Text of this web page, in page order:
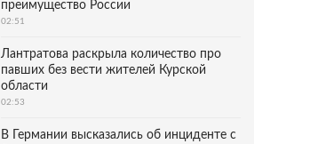
преимущество России
02:51
Лантратова раскрыла количество про
павших без вести жителей Курской
области
02:53
В Германии высказались об инциденте с